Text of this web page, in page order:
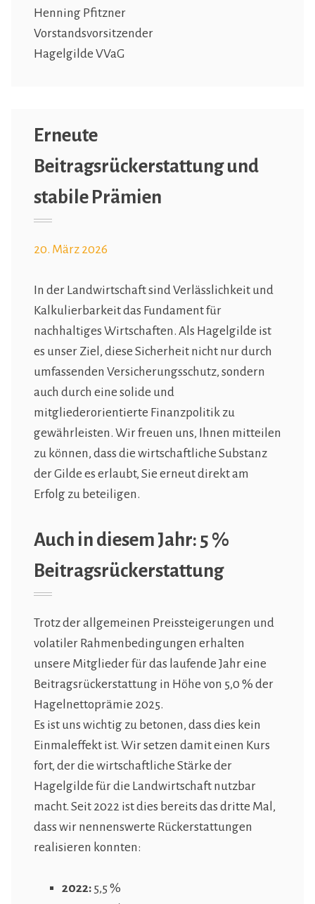
Henning Pfitzner
Vorstandsvorsitzender
Hagelgilde VVaG
Erneute
Beitragsrückerstattung und
stabile Prämien
20. März 2026
In der Landwirtschaft sind Verlässlichkeit und
Kalkulierbarkeit das Fundament für
nachhaltiges Wirtschaften. Als Hagelgilde ist
es unser Ziel, diese Sicherheit nicht nur durch
umfassenden Versicherungsschutz, sondern
auch durch eine solide und
mitgliederorientierte Finanzpolitik zu
gewährleisten. Wir freuen uns, Ihnen mitteilen
zu können, dass die wirtschaftliche Substanz
der Gilde es erlaubt, Sie erneut direkt am
Erfolg zu beteiligen.
Auch in diesem Jahr: 5 %
Beitragsrückerstattung
Trotz der allgemeinen Preissteigerungen und
volatiler Rahmenbedingungen erhalten
unsere Mitglieder für das laufende Jahr eine
Beitragsrückerstattung in Höhe von 5,0 % der
Hagelnettoprämie 2025.
Es ist uns wichtig zu betonen, dass dies kein
Einmaleffekt ist. Wir setzen damit einen Kurs
fort, der die wirtschaftliche Stärke der
Hagelgilde für die Landwirtschaft nutzbar
macht. Seit 2022 ist dies bereits das dritte Mal,
dass wir nennenswerte Rückerstattungen
realisieren konnten:
2022: 5,5 %